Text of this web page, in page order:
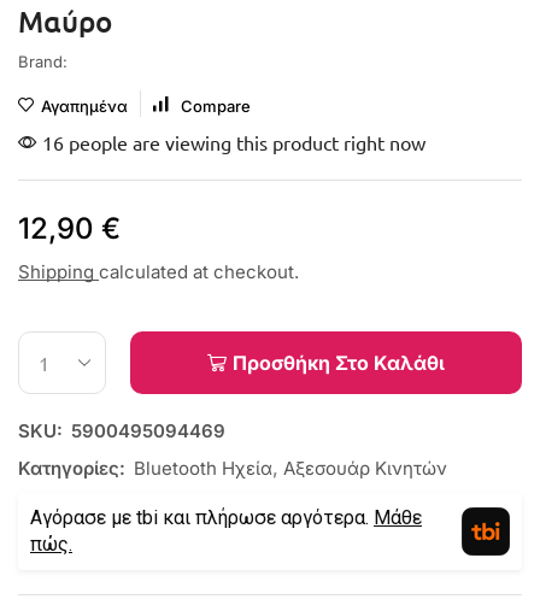
Μαύρο
Brand:
Αγαπημένα Compare
16 people are viewing this product right now
12,90 €
Shipping calculated at checkout.
Προσθήκη Στο Καλάθι
SKU: 5900495094469
Κατηγορίες: Bluetooth Ηχεία, Αξεσουάρ Κινητών
Αγόρασε με tbi και πλήρωσε αργότερα. Μάθε
πώς.